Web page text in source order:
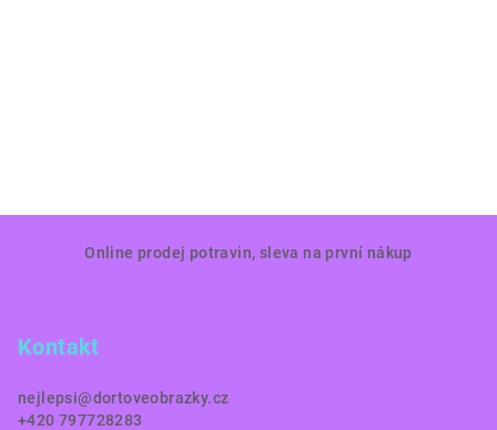
Online prodej potravin, sleva na první nákup
Kontakt
nejlepsi@dortoveobrazky.cz
+420 797728283